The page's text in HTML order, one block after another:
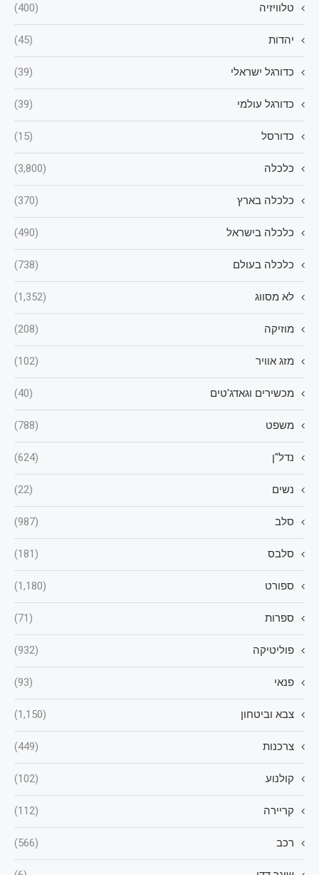
טלוויזיה (400)
יהדות (45)
כדורגל ישראלי (39)
כדורגל עולמי (39)
כדורסל (15)
כלכלה (3,800)
כלכלה בארץ (370)
כלכלה בישראל (490)
כלכלה בעולם (738)
לא מסווג (1,352)
מוזיקה (208)
מזג אוויר (102)
מכשירים וגאדג'טים (40)
משפט (788)
נדל"ן (624)
נשים (22)
סלב (987)
סלבס (181)
ספורט (1,180)
ספרות (71)
פוליטיקה (932)
פנאי (93)
צבא וביטחון (1,150)
צרכנות (449)
קולנוע (102)
קריירה (112)
רכב (566)